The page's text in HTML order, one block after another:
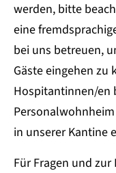
werden, bitte
eine
bei uns betreuen,
Gäste eingehen
Hospitantinnen/en
in unserer Kantine
Für Fragen und